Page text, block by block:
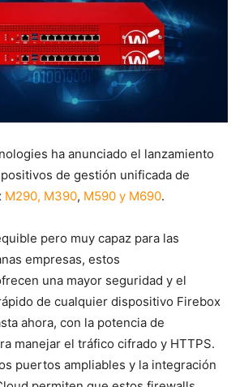
ha anunciado el lanzamiento
de gestión unificada de
M290, M390, M590 y M690.
pero muy capaz para las
empresas, estos
una mayor seguridad y el
de cualquier dispositivo Firebox
ahora, con la potencia de
manejar el tráfico cifrado y HTTPS.
puertos ampliables y la integración